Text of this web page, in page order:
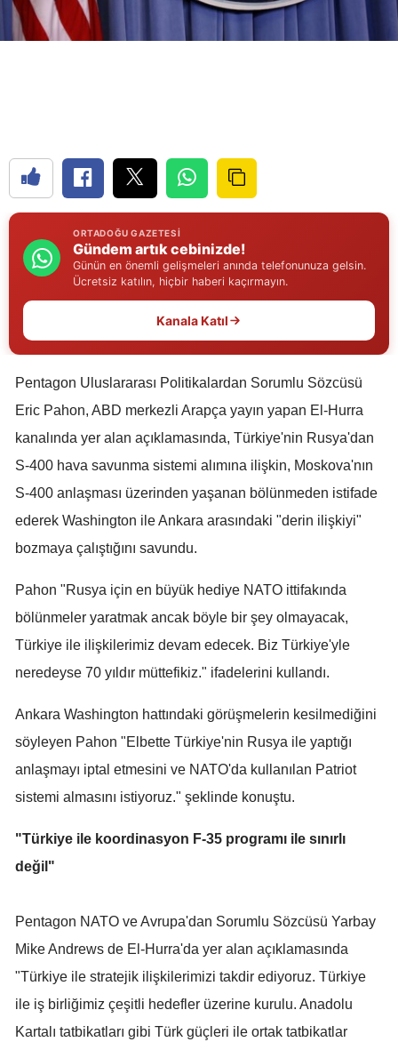
Burdur
Bursa
Çorum
Denizli
Edirne
Elazığ
Erzincan
Erzurum
Eskişehir
Gaziantep
Gümüşhane
Hakkari
Hatay
Isparta
Mersin
İzmir
Kars
Kastamonu
Kayseri
Kırşehir
Kocaeli
Kütahya
ORTADOĞU GAZETESI
Gündem artık cebinizde!
Günün en önemli gelişmeleri anında telefonunuza gelsin.
Ücretsiz katılın, hiçbir haberi kaçırmayın.
Kanala Katıl
Pentagon Uluslararası Politikalardan Sorumlu Sözcüsü
Eric Pahon, ABD merkezli Arapça yayın yapan El-Hurra
kanalında yer alan açıklamasında, Türkiye'nin Rusya'dan
S-400 hava savunma sistemi alımına ilişkin, Moskova'nın
S-400 anlaşması üzerinden yaşanan bölünmeden istifade
ederek Washington ile Ankara arasındaki "derin ilişkiyi"
bozmaya çalıştığını savundu.
Pahon "Rusya için en büyük hediye NATO ittifakında
bölünmeler yaratmak ancak böyle bir şey olmayacak,
Türkiye ile ilişkilerimiz devam edecek. Biz Türkiye'yle
neredeyse 70 yıldır müttefikiz." ifadelerini kullandı.
Ankara Washington hattındaki görüşmelerin kesilmediğini
söyleyen Pahon "Elbette Türkiye'nin Rusya ile yaptığı
anlaşmayı iptal etmesini ve NATO'da kullanılan Patriot
sistemi almasını istiyoruz." şeklinde konuştu.
"Türkiye ile koordinasyon F-35 programı ile sınırlı
değil"
Pentagon NATO ve Avrupa'dan Sorumlu Sözcüsü Yarbay
Mike Andrews de El-Hurra'da yer alan açıklamasında
"Türkiye ile stratejik ilişkilerimizi takdir ediyoruz. Türkiye
ile iş birliğimiz çeşitli hedefler üzerine kurulu. Anadolu
Kartalı tatbikatları gibi Türk güçleri ile ortak tatbikatlar